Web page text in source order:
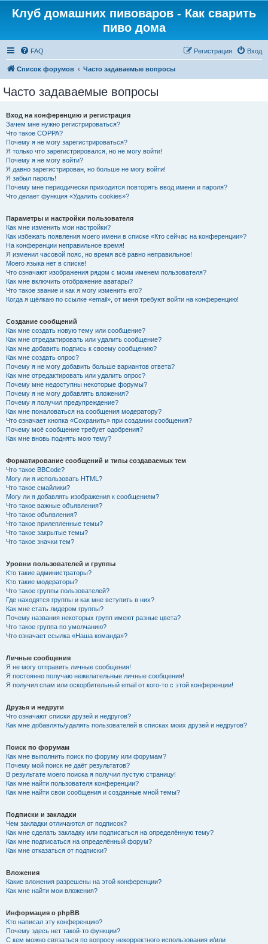
Клуб домашних пивоваров - Как cварить
пиво дома
FAQ Вход
Регистрация
Список форумов Часто задаваемые вопросы
Часто задаваемые вопросы
Вход на конференцию и регистрация
Зачем мне нужно регистрироваться?
Что такое COPPA?
Почему я не могу зарегистрироваться?
Я только что зарегистрировался, но не могу войти!
Почему я не могу войти?
Я давно зарегистрирован, но больше не могу войти!
Я забыл пароль!
Почему мне периодически приходится повторять ввод имени и пароля?
Что делает функция «Удалить cookies»?
Параметры и настройки пользователя
Как мне изменить мои настройки?
Как избежать появления моего имени в списке «Кто сейчас на конференции»?
На конференции неправильное время!
Я изменил часовой пояс, но время всё равно неправильное!
Моего языка нет в списке!
Что означают изображения рядом с моим именем пользователя?
Как мне включить отображение аватары?
Что такое звание и как я могу изменить его?
Когда я щёлкаю по ссылке «email», от меня требуют войти на конференцию!
Создание сообщений
Как мне создать новую тему или сообщение?
Как мне отредактировать или удалить сообщение?
Как мне добавить подпись к своему сообщению?
Как мне создать опрос?
Почему я не могу добавить больше вариантов ответа?
Как мне отредактировать или удалить опрос?
Почему мне недоступны некоторые форумы?
Почему я не могу добавлять вложения?
Почему я получил предупреждение?
Как мне пожаловаться на сообщения модератору?
Что означает кнопка «Сохранить» при создании сообщения?
Почему моё сообщение требует одобрения?
Как мне вновь поднять мою тему?
Форматирование сообщений и типы создаваемых тем
Что такое BBCode?
Могу ли я использовать HTML?
Что такое смайлики?
Могу ли я добавлять изображения к сообщениям?
Что такое важные объявления?
Что такое объявления?
Что такое прилепленные темы?
Что такое закрытые темы?
Что такое значки тем?
Уровни пользователей и группы
Кто такие администраторы?
Кто такие модераторы?
Что такое группы пользователей?
Где находятся группы и как мне вступить в них?
Как мне стать лидером группы?
Почему названия некоторых групп имеют разные цвета?
Что такое группа по умолчанию?
Что означает ссылка «Наша команда»?
Личные сообщения
Я не могу отправить личные сообщения!
Я постоянно получаю нежелательные личные сообщения!
Я получил спам или оскорбительный email от кого-то с этой конференции!
Друзья и недруги
Что означают списки друзей и недругов?
Как мне добавлять/удалять пользователей в списках моих друзей и недругов?
Поиск по форумам
Как мне выполнить поиск по форуму или форумам?
Почему мой поиск не даёт результатов?
В результате моего поиска я получил пустую страницу!
Как мне найти пользователя конференции?
Как мне найти свои сообщения и созданные мной темы?
Подписки и закладки
Чем закладки отличаются от подписок?
Как мне сделать закладку или подписаться на определённую тему?
Как мне подписаться на определённый форум?
Как мне отказаться от подписки?
Вложения
Какие вложения разрешены на этой конференции?
Как мне найти мои вложения?
Информация о phpBB
Кто написал эту конференцию?
Почему здесь нет такой-то функции?
С кем можно связаться по вопросу некорректного использования и/или